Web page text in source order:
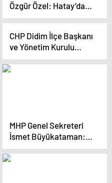
Özgür Özel: Hatay’da
Sayın Lütfü Savaş’la
karar verdik
CHP Didim İlçe Başkanı
ve Yönetim Kurulu
Üyeleri İstifa Etti
MHP Genel Sekreteri
İsmet Büyükataman:
CHP çizgisinden
çıkmıştır